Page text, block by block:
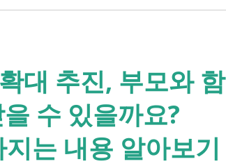
대 추진, 부모와 함
수 있을까요?
는 내용 알아보기